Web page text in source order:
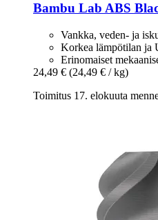
Bambu Lab ABS
Vankka, veden- ja
Korkea lämpötilan ja
Erinomaiset
24,49 € (24,49 € / kg)
Toimitus 17. elokuuta